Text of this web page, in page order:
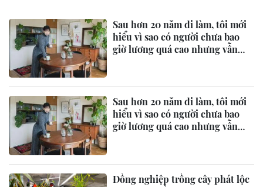
Sau hơn 20 năm đi làm, tôi mới
hiểu vì sao có người chưa bao
giờ lương quá cao nhưng vẫn
Sau hơn 20 năm đi làm, tôi mới
hiểu vì sao có người chưa bao
giờ lương quá cao nhưng vẫn
Đồng nghiệp trồng cây phát lộc